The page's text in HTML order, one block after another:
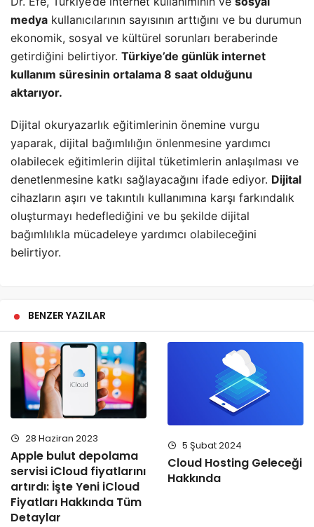
medya kullanıcılarının sayısının arttığını ve bu durumun
ekonomik, sosyal ve kültürel sorunları beraberinde
getirdiğini belirtiyor. Türkiye’de günlük internet
kullanım süresinin ortalama 8 saat olduğunu
aktarıyor.
Dijital okuryazarlık eğitimlerinin önemine vurgu
yaparak, dijital bağımlılığın önlenmesine yardımcı
olabilecek eğitimlerin dijital tüketimlerin anlaşılması ve
denetlenmesine katkı sağlayacağını ifade ediyor. Dijital
cihazların aşırı ve takıntılı kullanımına karşı farkındalık
oluşturmayı hedeflediğini ve bu şekilde dijital
bağımlılıkla mücadeleye yardımcı olabileceğini
belirtiyor.
BENZER YAZILAR
28 Haziran 2023
Apple bulut depolama
servisi iCloud fiyatlarını
artırdı: İşte Yeni iCloud
Fiyatları Hakkında Tüm
Detaylar
5 Şubat 2024
Cloud Hosting Geleceği
Hakkında